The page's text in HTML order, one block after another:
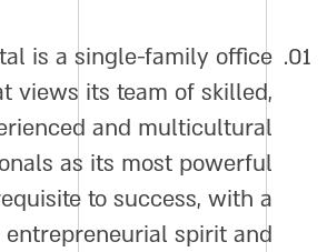
01.
is a single-family office
views its team of skilled,
and multicultural
as its most powerful
to success, with a
spirit and